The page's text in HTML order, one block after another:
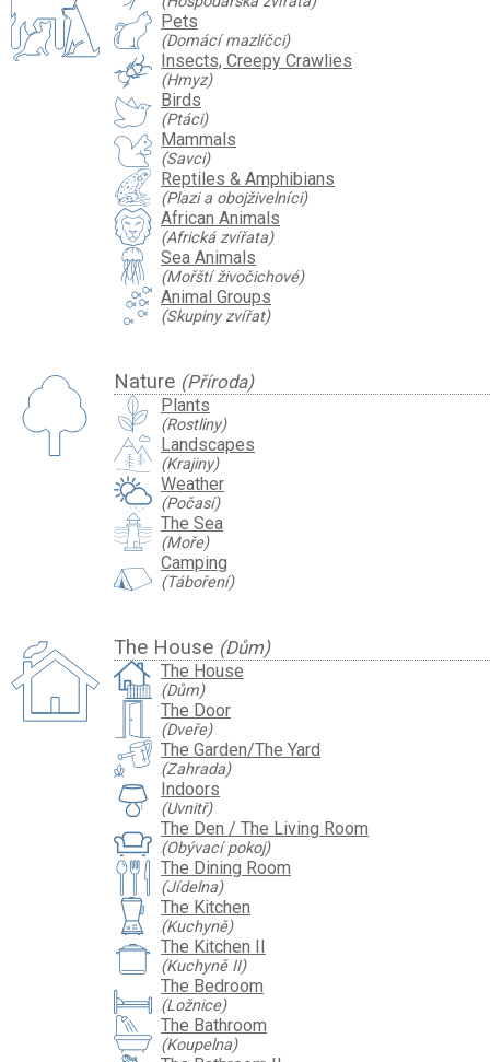
Pets
(Domácí mazlíčci)
Insects, Creepy Crawlies
(Hmyz)
Birds
(Ptáci)
Mammals
(Savci)
Reptiles & Amphibians
(Plazi a obojživelníci)
African Animals
(Africká zvířata)
Sea Animals
(Mořští živočichové)
Animal Groups
(Skupiny zvířat)
Nature (Příroda)
Plants
(Rostliny)
Landscapes
(Krajiny)
Weather
(Počasí)
The Sea
(Moře)
Camping
(Táboření)
The House (Dům)
The House
(Dům)
The Door
(Dveře)
The Garden/The Yard
(Zahrada)
Indoors
(Uvnitř)
The Den / The Living Room
(Obývací pokoj)
The Dining Room
(Jídelna)
The Kitchen
(Kuchyně)
The Kitchen II
(Kuchyně II)
The Bedroom
(Ložnice)
The Bathroom
(Koupelna)